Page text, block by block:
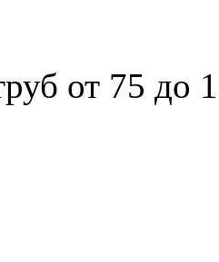
от 75 до